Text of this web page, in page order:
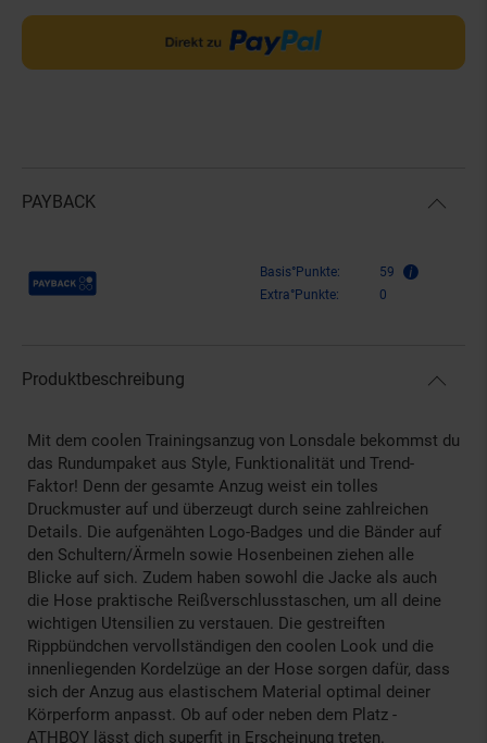
PAYBACK
Payback Punkte Basis°Punkte:
59
Extra°Punkte:
0
Produktbeschreibung
Mit dem coolen Trainingsanzug von Lonsdale bekommst du
das Rundumpaket aus Style, Funktionalität und Trend-
Faktor! Denn der gesamte Anzug weist ein tolles
Druckmuster auf und überzeugt durch seine zahlreichen
Details. Die aufgenähten Logo-Badges und die Bänder auf
den Schultern/Ärmeln sowie Hosenbeinen ziehen alle
Blicke auf sich. Zudem haben sowohl die Jacke als auch
die Hose praktische Reißverschlusstaschen, um all deine
wichtigen Utensilien zu verstauen. Die gestreiften
Rippbündchen vervollständigen den coolen Look und die
innenliegenden Kordelzüge an der Hose sorgen dafür, dass
sich der Anzug aus elastischem Material optimal deiner
Körperform anpasst. Ob auf oder neben dem Platz -
ATHBOY lässt dich superfit in Erscheinung treten.